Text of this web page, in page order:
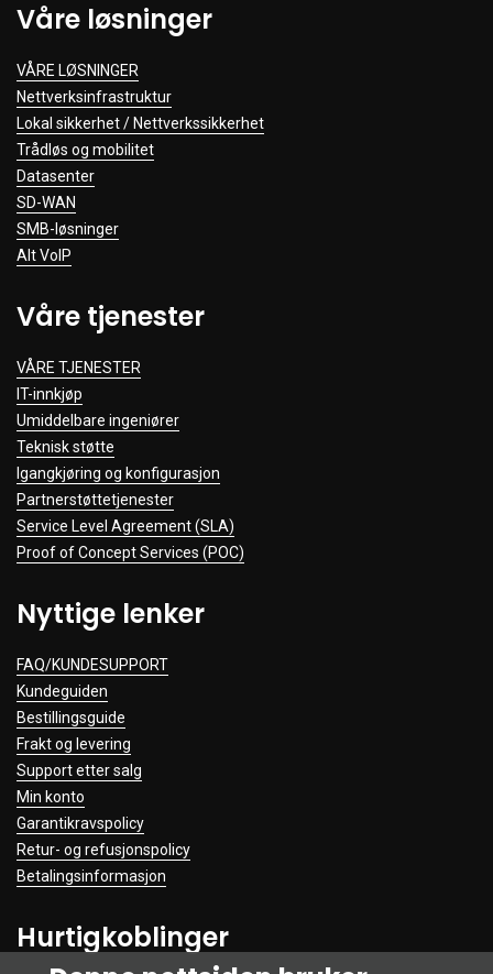
Våre løsninger
VÅRE LØSNINGER
Nettverksinfrastruktur
Lokal sikkerhet / Nettverkssikkerhet
Trådløs og mobilitet
Datasenter
SD-WAN
SMB-løsninger
Alt VoIP
Våre tjenester
VÅRE TJENESTER
IT-innkjøp
Umiddelbare ingeniører
Teknisk støtte
Igangkjøring og konfigurasjon
Partnerstøttetjenester
Service Level Agreement (SLA)
Proof of Concept Services (POC)
Nyttige lenker
FAQ/KUNDESUPPORT
Kundeguiden
Bestillingsguide
Frakt og levering
Support etter salg
Min konto
Garantikravspolicy
Retur- og refusjonspolicy
Betalingsinformasjon
Hurtigkoblinger